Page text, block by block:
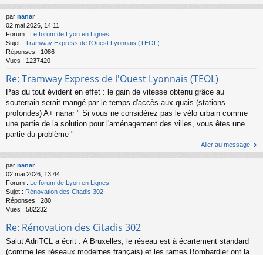
par nanar
02 mai 2026, 14:11
Forum : Le forum de Lyon en Lignes
Sujet : Tramway Express de l'Ouest Lyonnais (TEOL)
Réponses : 1086
Vues : 1237420
Re: Tramway Express de l'Ouest Lyonnais (TEOL)
Pas du tout évident en effet : le gain de vitesse obtenu grâce au
souterrain serait mangé par le temps d'accès aux quais (stations
profondes) A+ nanar " Si vous ne considérez pas le vélo urbain comme
une partie de la solution pour l'aménagement des villes, vous êtes une
partie du problème "
Aller au message
par nanar
02 mai 2026, 13:44
Forum :
Le forum de Lyon en Lignes
Sujet : Rénovation des Citadis 302
Réponses : 280
Vues : 582232
Re: Rénovation des Citadis 302
Salut AdriTCL a écrit : A Bruxelles, le réseau est à écartement standard
(comme les réseaux modernes français) et les rames Bombardier ont la